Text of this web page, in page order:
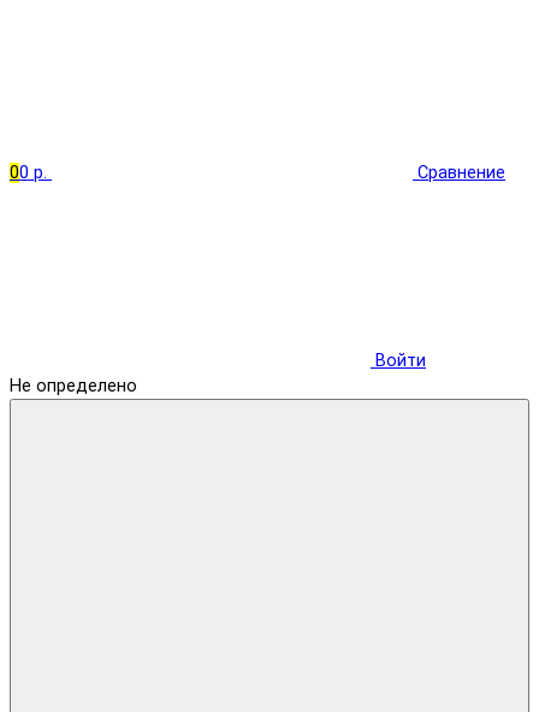
00 р. Сравнение
Войти
Не определено